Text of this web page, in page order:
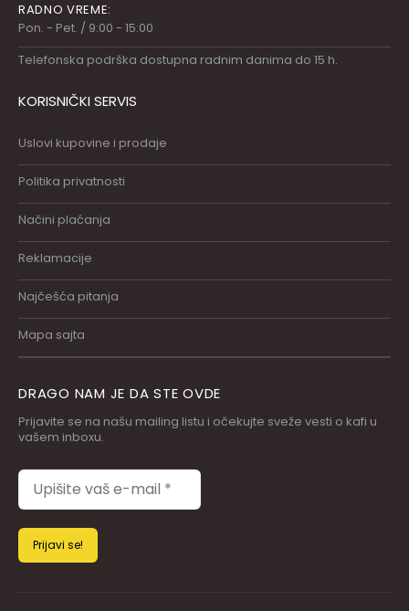
RADNO VREME:
Pon. - Pet. / 9:00 - 15:00
Telefonska podrška dostupna radnim danima do 15 h.
KORISNIČKI SERVIS
Uslovi kupovine i prodaje
Politika privatnosti
Načini plaćanja
Reklamacije
Najčešća pitanja
Mapa sajta
DRAGO NAM JE DA STE OVDE
Prijavite se na našu mailing listu i očekujte sveže vesti o kafi u
vašem inboxu.